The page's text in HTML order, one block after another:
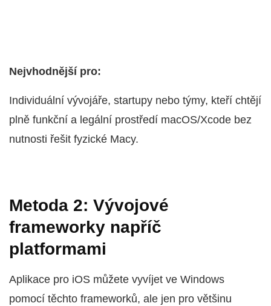
Nejvhodnější pro:
Individuální vývojáře, startupy nebo týmy, kteří chtějí
plně funkční a legální prostředí macOS/Xcode bez
nutnosti řešit fyzické Macy.
Metoda 2: Vývojové
frameworky napříč
platformami
Aplikace pro iOS můžete vyvíjet ve Windows
pomocí těchto frameworků, ale jen pro většinu